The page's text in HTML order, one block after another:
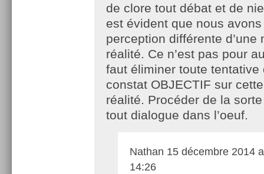
de clore tout débat et de
est évident que nous
perception différente d’une
réalité. Ce n’est pas pour
faut éliminer toute tentative
constat OBJECTIF sur
réalité. Procéder de la sorte
tout dialogue dans l’oeuf.
Nathan 15 décembre 2014
14:26